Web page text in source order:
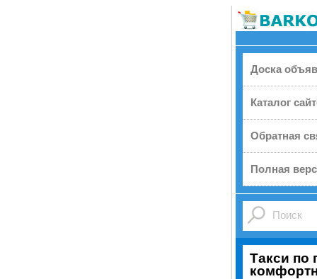
Доска
Каталог
Обратная
Полная
Tакси по